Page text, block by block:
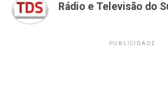
Rádio e Televisão do
PUBLICIDADE